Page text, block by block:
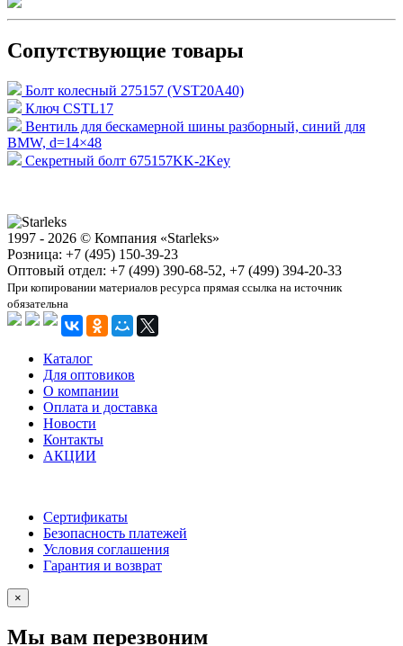
Сопутствующие товары
Болт колесный 275157 (VST20A40)
Ключ CSTL17
Вентиль для бескамерной шины разборный, синий для
BMW, d=14×48
Секретный болт 675157KK-2Key
1997 - 2026 © Компания «Starleks»
Розница: +7 (495) 150-39-23
Оптовый отдел: +7 (499) 390-68-52, +7 (499) 394-20-33
При копировании материалов ресурса прямая ссылка на источник
обязательна
Каталог
Для оптовиков
О компании
Оплата и доставка
Новости
Контакты
АКЦИИ
Сертификаты
Безопасность платежей
Условия соглашения
Гарантия и возврат
×
Мы вам перезвоним